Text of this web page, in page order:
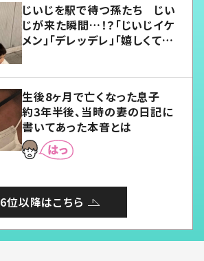
じいじを駅で待つ孫たち じい
じが来た瞬間…！？「じいじイケ
メン」「デレッデレ」「嬉しくて可
生後8ヶ月で亡くなった息子
約3年半後、当時の妻の日記に
書いてあった本音とは
6位以降はこちら